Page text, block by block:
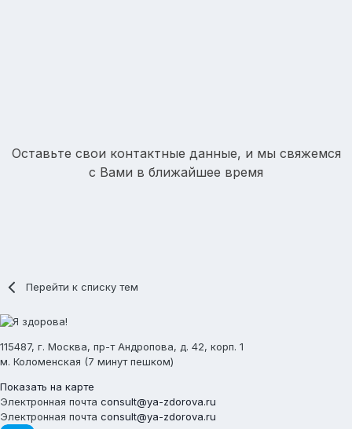
Оставьте свои контактные данные, и мы свяжемся
с Вами в ближайшее время
Перейти к списку тем
115487, г. Москва, пр-т Андропова, д. 42, корп. 1
м. Коломенская (7 минут пешком)
Показать на карте
Электронная почта consult@ya-zdorova.ru
Электронная почта consult@ya-zdorova.ru